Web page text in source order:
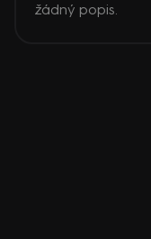
žádný popis.